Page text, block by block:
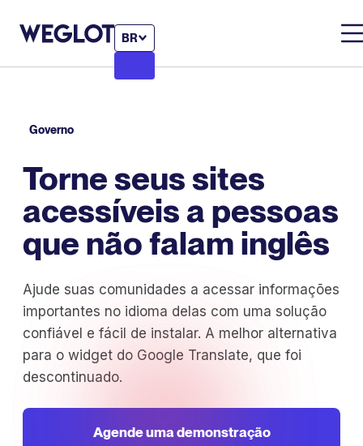
BR
Governo
Torne seus sites
acessíveis a pessoas
que não falam inglês
Ajude suas comunidades a acessar informações
importantes no idioma delas com uma solução
confiável e fácil de instalar. A melhor alternativa
para o widget do Google Translate, que foi
descontinuado.
Agende uma demonstração